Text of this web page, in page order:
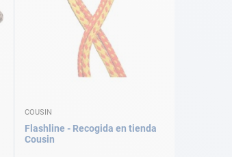
COUSIN
Flashline - Recogida en tienda
Cousin